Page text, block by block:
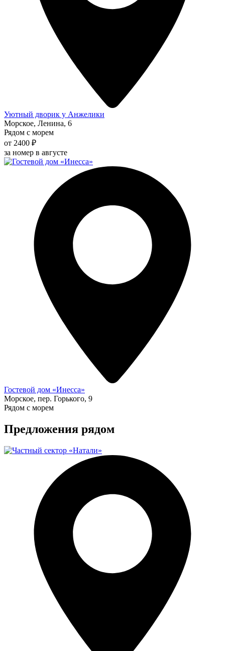
Уютный дворик у Анжелики
Морское, Ленина, 6
Рядом с морем
от 2400 ₽
за номер в августе
Гостевой дом «Инесса»
Морское, пер. Горького, 9
Рядом с морем
Предложения рядом